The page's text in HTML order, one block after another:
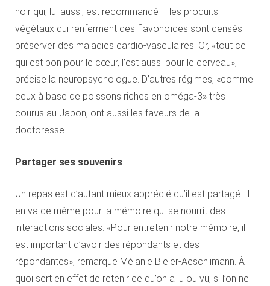
noir qui, lui aussi, est recommandé – les produits
végétaux qui renferment des flavonoïdes sont censés
préserver des maladies cardio-vasculaires. Or, «tout ce
qui est bon pour le cœur, l’est aussi pour le cerveau»,
précise la neuropsychologue. D’autres régimes, «comme
ceux à base de poissons riches en oméga-3» très
courus au Japon, ont aussi les faveurs de la
doctoresse.
Partager ses souvenirs
Un repas est d’autant mieux apprécié qu’il est partagé. Il
en va de même pour la mémoire qui se nourrit des
interactions sociales. «Pour entretenir notre mémoire, il
est important d’avoir des répondants et des
répondantes», remarque Mélanie Bieler-Aeschlimann. À
quoi sert en effet de retenir ce qu’on a lu ou vu, si l’on ne